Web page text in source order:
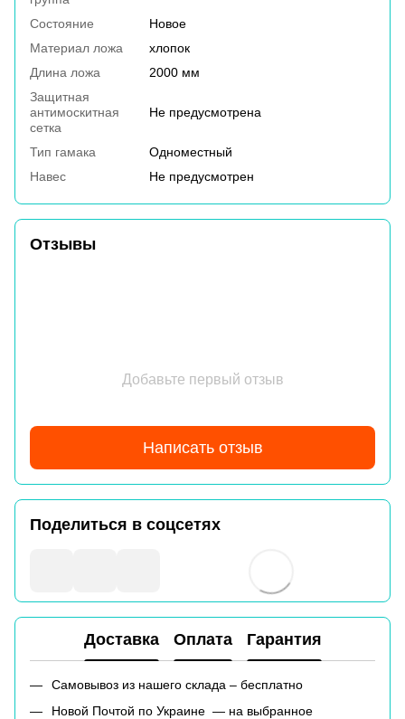
Состояние
Новое
Материал ложа
хлопок
Длина ложа
2000 мм
Защитная
антимоскитная
сетка
Не предусмотрена
Тип гамака
Одноместный
Навес
Не предусмотрен
Отзывы
Добавьте первый отзыв
Написать отзыв
Поделиться в соцсетях
Доставка Оплата Гарантия
Самовывоз из нашего склада – бесплатно
Новой Почтой по Украине — на выбранное